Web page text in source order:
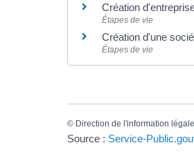
Création
Étapes de vie
Création d'une
Étapes de vie
© Direction de l'information
Source : Service-